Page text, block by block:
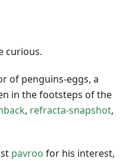
curious.
of penguins-eggs, a
in the footsteps of the
, refracta-snapshot,
pavroo for his interest,